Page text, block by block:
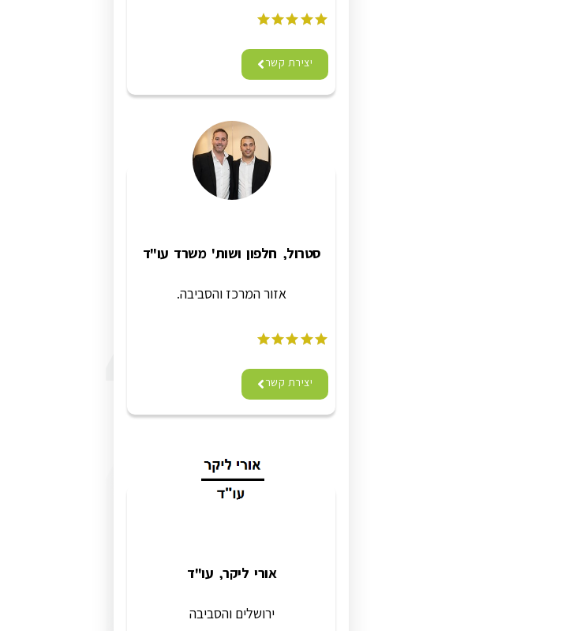
יצירת קשר
סטרול, חלפון ושות' משרד עו"ד
אזור המרכז והסביבה.
יצירת קשר
אורי ליקר, עו"ד
ירושלים והסביבה